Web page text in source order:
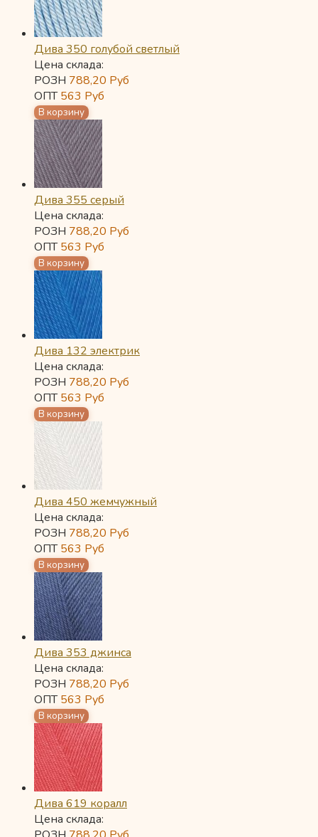
Дива 350 голубой светлый
Цена склада:
РОЗН 788,20 Руб
ОПТ563 Руб
Дива 355 серый
Цена склада:
РОЗН 788,20 Руб
ОПТ563 Руб
Дива 132 электрик
Цена склада:
РОЗН 788,20 Руб
ОПТ563 Руб
Дива 450 жемчужный
Цена склада:
РОЗН 788,20 Руб
ОПТ563 Руб
Дива 353 джинса
Цена склада:
РОЗН 788,20 Руб
ОПТ563 Руб
Дива 619 коралл
Цена склада: